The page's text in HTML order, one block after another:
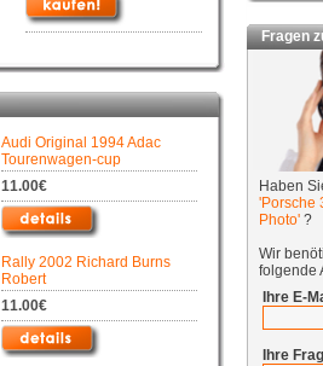
Audi Original 1994 Adac
Tourenwagen-cup
11.00€
Rally 2002 Richard Burns
Robert
11.00€
Fragen
Haben
'Porsche
Photo' ?
Wir
folgende
Ihre E-
Ihre